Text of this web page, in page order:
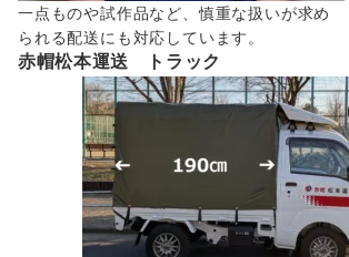
一点ものや試作品など、慎重な扱いが求め
られる配送にも対応しています。
赤帽松本運送 トラック